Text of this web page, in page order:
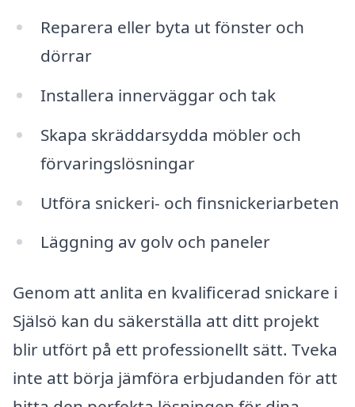
Reparera eller byta ut fönster och
dörrar
Installera innerväggar och tak
Skapa skräddarsydda möbler och
förvaringslösningar
Utföra snickeri- och finsnickeriarbeten
Läggning av golv och paneler
Genom att anlita en kvalificerad snickare i
Själsö kan du säkerställa att ditt projekt
blir utfört på ett professionellt sätt. Tveka
inte att börja jämföra erbjudanden för att